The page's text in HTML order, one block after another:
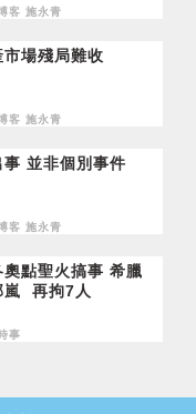
客 施永青
市場殘局難收
客 施永青
事 並非個別事件
客 施永青
點聖火搞事 希臘
嵐 再拘7人
事